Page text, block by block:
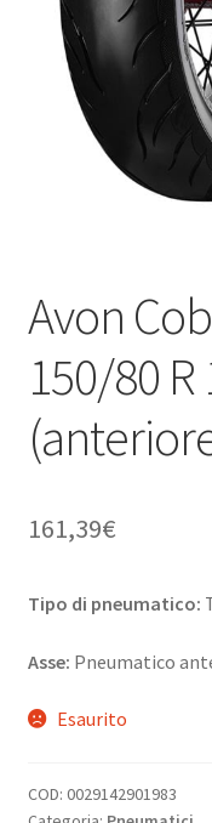
Avon
150/80 R
161,39€
Tipo di pneumatico:
Asse: Pneumatico
Esaurito
COD: 0029142901983